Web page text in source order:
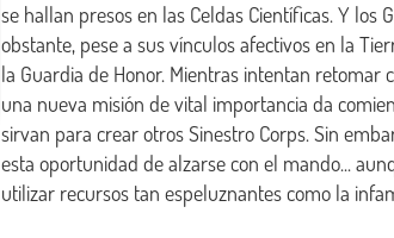
se hallan presos en las Celdas Científicas. Y los
obstante, pese a sus vínculos afectivos en la
la Guardia de Honor. Mientras intentan
una nueva misión de vital importancia da
sirvan para crear otros Sinestro Corps. Sin
esta oportunidad de alzarse con el mando...
utilizar recursos tan espeluznantes como la